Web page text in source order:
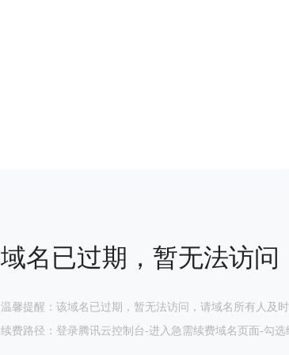
域名已过期，暂无法访问
温馨提醒：该域名已过期，暂无法访问，请域名所有人及
续费路径：登录腾讯云控制台-进入急需续费域名页面-勾选